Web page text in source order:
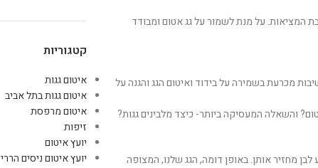
המציאות. על מנת לשמור על גג אטום ומבודד
מכרעת בשמירה על בידוד ואיטום הגג והגנה על
והשאלה המעסיקה ביותר- כיצד מלבינים גגות?
מחזיר אותן. באופן דומה, הגג שלנו, המצופה
קטגוריות
איטום גגות
איטום גגות בתל אביב
איטום מרפסת
זיפות
יועץ איטום
יועץ איטום ניסים הררי